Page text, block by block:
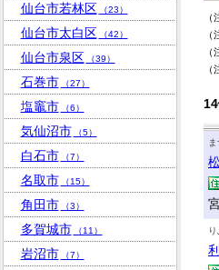
14
仙台市若林区 （23）
仙台市太白区 （42）
仙台市泉区 （39）
石巻市 （27）
塩竈市 （6）
気仙沼市 （5）
白石市 （7）
名取市 （15）
角田市 （3）
多賀城市 （11）
岩沼市 （7）